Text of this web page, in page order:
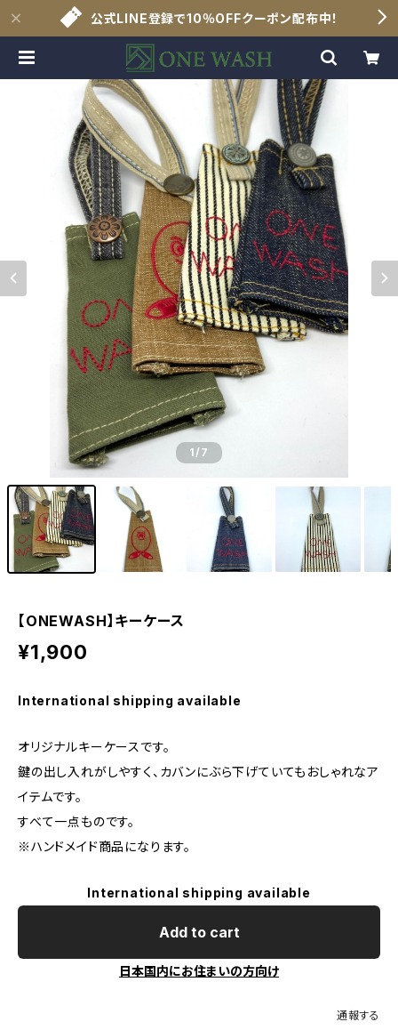
公式LINE登録で10％OFFクーポン配布中！
1/7
【ONEWASH】キーケース
¥1,900
International shipping available
オリジナルキーケースです。
鍵の出し入れがしやすく、カバンにぶら下げていてもおしゃれなア
イテムです。
すべて一点ものです。
※ハンドメイド商品になります。
International shipping available
Add to cart
日本国内にお住まいの方向け
通報する